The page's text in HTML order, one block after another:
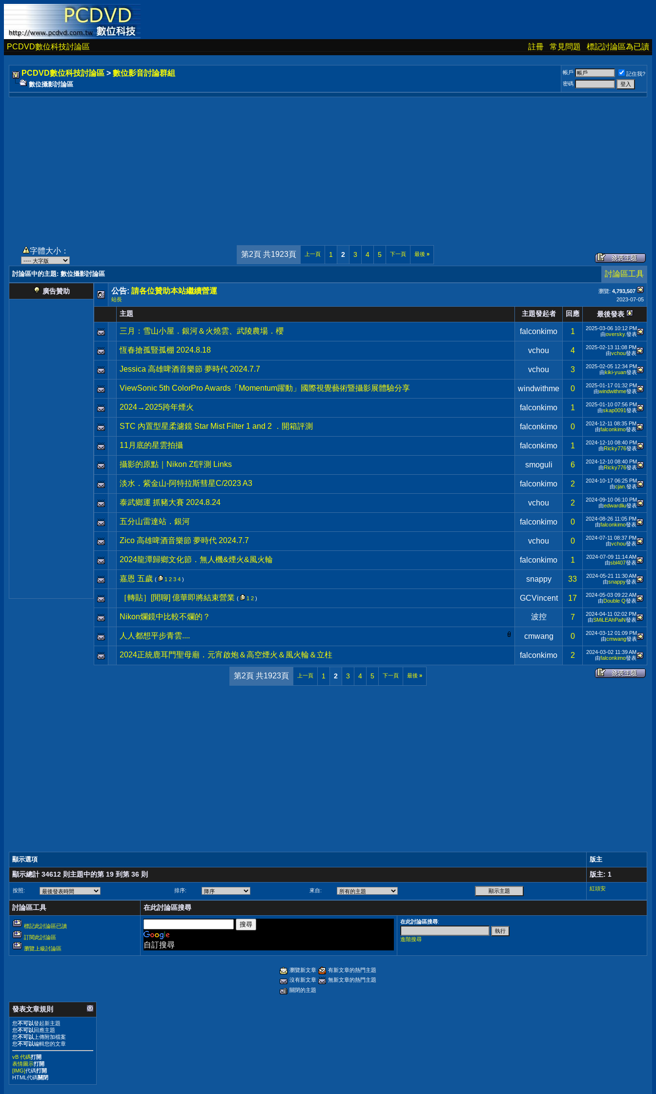
PCDVD數位科技討論區 註冊 常見問題 標記討論區為已讀
PCDVD數位科技討論區 > 數位影音討論群組
數位攝影討論區
帳戶
記住我?
密碼
字體大小： 第2頁 共1923頁 上一頁 1 2 3 4 5 下一頁 最後 »
討論區中的主題: 數位攝影討論區 討論區工具
廣告贊助 瀏覽: 4,793,507
公告: 請各位贊助本站繼續營運
2023-07-05
站長
主題 主題發起者 回應 最後發表
三月：雪山小屋．銀河＆火燒雲、武陵農場．櫻 falconkimo 1 2025-03-06 10:12 PM
由oversky.發表
恆春搶孤豎孤棚 2024.8.18 vchou 4 2025-02-13 11:08 PM
由vchou發表
Jessica 高雄啤酒音樂節 夢時代 2024.7.7 vchou 3 2025-02-05 12:34 PM
由kiki-yuan發表
ViewSonic 5th ColorPro Awards「Momentum躍動」國際視覺藝術暨攝影展體驗分享 windwithme 0 2025-01-17 01:32 PM
由windwithme發表
2024→2025跨年煙火 falconkimo 1 2025-01-10 07:56 PM
由skap0091發表
STC 內置型星柔濾鏡 Star Mist Filter 1 and 2 ．開箱評測 falconkimo 0 2024-12-11 08:35 PM
由falconkimo發表
11月底的星雲拍攝 falconkimo 1 2024-12-10 08:40 PM
由Ricky776發表
攝影的原點｜Nikon Zf評測 Links smoguli 6 2024-12-10 08:40 PM
由Ricky776發表
淡水．紫金山-阿特拉斯彗星C/2023 A3 falconkimo 2 2024-10-17 06:25 PM
由cjan. 發表
泰武鄉運 抓豬大賽 2024.8.24 vchou 2 2024-09-10 06:10 PM
由edwardliu發表
五分山雷達站．銀河 falconkimo 0 2024-08-26 11:05 PM
由falconkimo發表
Zico 高雄啤酒音樂節 夢時代 2024.7.7 vchou 0 2024-07-11 08:37 PM
由vchou發表
2024龍潭歸鄉文化節．無人機&煙火&風火輪 falconkimo 1 2024-07-09 11:14 AM
由sbl407發表
嘉恩 五歲 ( 1 2 3 4 ) snappy 33 2024-05-21 11:30 AM
由snappy發表
［轉貼］[閒聊] 億華即將結束營業 ( 1 2 ) GCVincent 17 2024-05-03 09:22 AM
由Double Q發表
Nikon爛鏡中比較不爛的？ 波控 7 2024-04-11 02:02 PM
由SMiLEAhPaiN發表
人人都想平步青雲.... cmwang 0 2024-03-12 01:09 PM
由cmwang發表
2024正統鹿耳門聖母廟．元宵啟炮＆高空煙火＆風火輪＆立柱 falconkimo 2 2024-03-02 11:39 AM
由falconkimo發表
第2頁 共1923頁 上一頁 1 2 3 4 5 下一頁 最後 »
顯示選項 版主
顯示總計 34612 則主題中的第 19 到第 36 則 版主: 1
按照: 排序: 來自: 紅頭安
討論區工具 在此討論區搜尋
標記此討論區已讀
訂閱此討論區
瀏覽上級討論區
自訂搜尋
在此討論區搜尋:
進階搜尋
瀏覽新文章
有新文章的熱門主題
沒有新文章
無新文章的熱門主題
關閉的主題
發表文章規則
您不可以發起新主題
您不可以回應主題
您不可以 上傳附加檔案
您不可以編輯您的文章
vB 代碼打開
表情圖示打開
[IMG]代碼打開
HTML代碼關閉